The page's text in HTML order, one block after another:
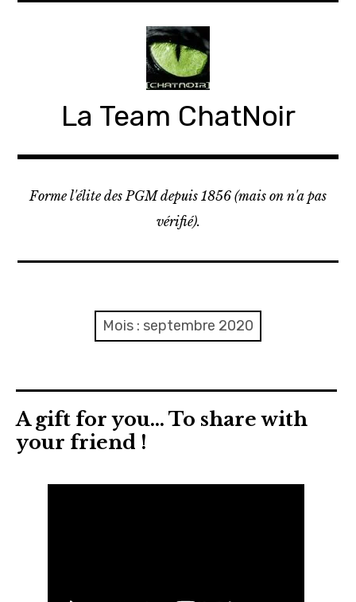
La Team ChatNoir
Forme l'élite des PGM depuis 1856 (mais on n'a pas
vérifié).
Mois : septembre 2020
A gift for you… To share with
your friend !